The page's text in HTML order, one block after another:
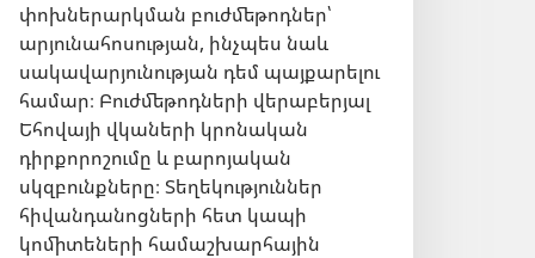
փոխներարկման բուժմեթոդներ՝
արյունահոսության, ինչպես նաև
սակավարյունության դեմ պայքարելու
համար։ Բուժմեթոդների վերաբերյալ
Եհովայի վկաների կրոնական
դիրքորոշումը և բարոյական
սկզբունքները։ Տեղեկություններ
հիվանդանոցների հետ կապի
կոմիտեների համաշխարհային